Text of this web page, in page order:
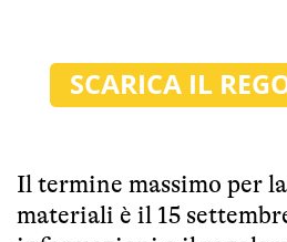
Il termine massimo per
materiali è il 15